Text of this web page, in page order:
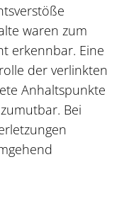
waren zum
erkennbar. Eine
der verlinkten
Anhaltspunkte
Bei